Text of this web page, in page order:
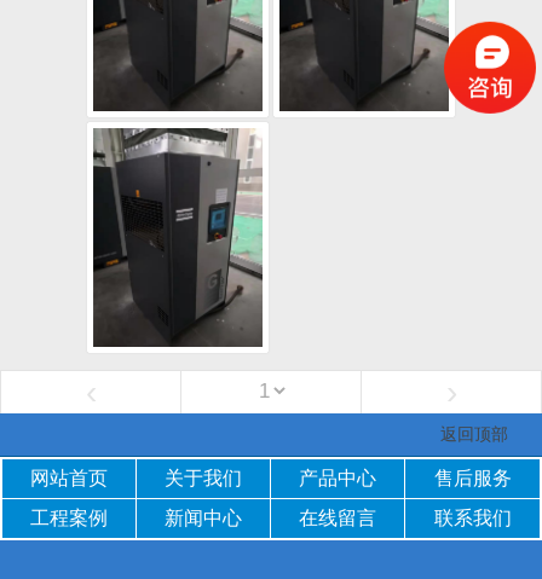
‹ ›
返回顶部
网站首页 关于我们 产品中心
售后服务
工程案例
新闻中心 在线留言 联系我们